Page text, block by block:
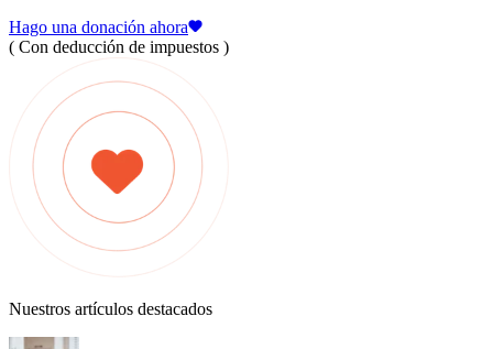
Hago una donación ahora
( Con deducción de impuestos )
Nuestros artículos destacados